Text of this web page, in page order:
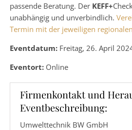
passende Beratung. Der KEFF+
unabhängig und unverbindlich.
Termin mit der jeweiligen
Eventdatum: Freitag, 26. April
Eventort: Online
Firmenkontakt und
Eventbeschreibung:
Umwelttechnik BW GmbH